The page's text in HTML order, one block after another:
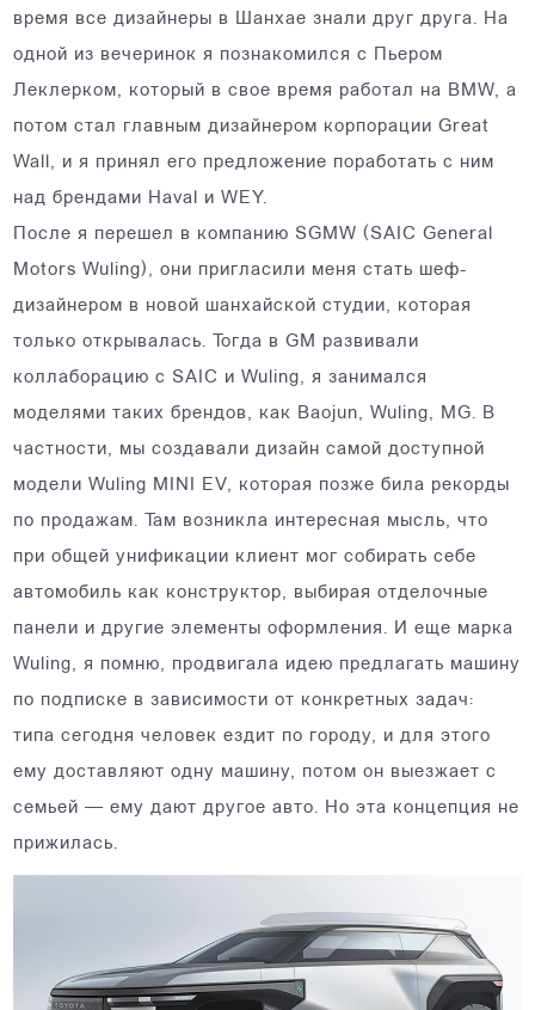
время все дизайнеры в Шанхае знали друг друга. На
одной из вечеринок я познакомился с Пьером
Леклерком, который в свое время работал на BMW, а
потом стал главным дизайнером корпорации Great
Wall, и я принял его предложение поработать с ним
над брендами Haval и WEY.
После я перешел в компанию SGMW (SAIC General
Motors Wuling), они пригласили меня стать шеф-
дизайнером в новой шанхайской студии, которая
только открывалась. Тогда в GM развивали
коллаборацию с SAIC и Wuling, я занимался
моделями таких брендов, как Baojun, Wuling, MG. В
частности, мы создавали дизайн самой доступной
модели Wuling MINI EV, которая позже била рекорды
по продажам. Там возникла интересная мысль, что
при общей унификации клиент мог собирать себе
автомобиль как конструктор, выбирая отделочные
панели и другие элементы оформления. И еще марка
Wuling, я помню, продвигала идею предлагать машину
по подписке в зависимости от конкретных задач:
типа сегодня человек ездит по городу, и для этого
ему доставляют одну машину, потом он выезжает с
семьей — ему дают другое авто. Но эта концепция не
прижилась.